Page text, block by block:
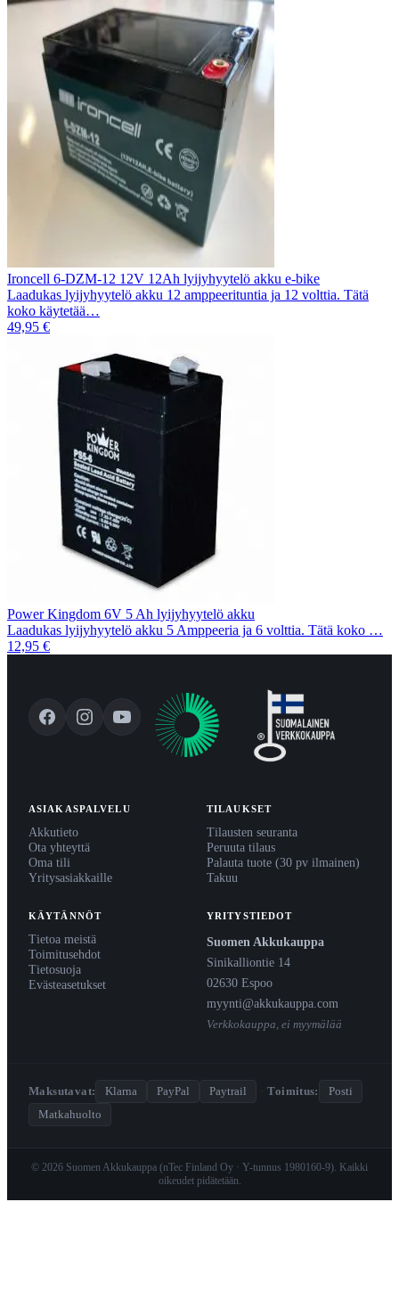
Ironcell 6-DZM-12 12V 12Ah lyijyhyytelö akku e-bike
Laadukas lyijyhyytelö akku 12 amppeerituntia ja 12 volttia. Tätä
koko käytetää…
49,95 €
Power Kingdom 6V 5 Ah lyijyhyytelö akku
Laadukas lyijyhyytelö akku 5 Amppeeria ja 6 volttia. Tätä koko …
12,95 €
ASIAKASPALVELU
Akkutieto
Ota yhteyttä
Oma tili
Yritysasiakkaille
TILAUKSET
Tilausten seuranta
Peruuta tilaus
Palauta tuote (30 pv ilmainen)
Takuu
KÄYTÄNNÖT
Tietoa meistä
Toimitusehdot
Tietosuoja
Evästeasetukset
YRITYSTIEDOT
Suomen Akkukauppa
Sinikalliontie 14
02630 Espoo
myynti@akkukauppa.com
Verkkokauppa, ei myymälää
Maksutavat: Klarna PayPal Paytrail · Toimitus:
Posti
Matkahuolto
© 2026 Suomen Akkukauppa (nTec Finland Oy · Y-tunnus 1980160-9). Kaikki
oikeudet pidätetään.